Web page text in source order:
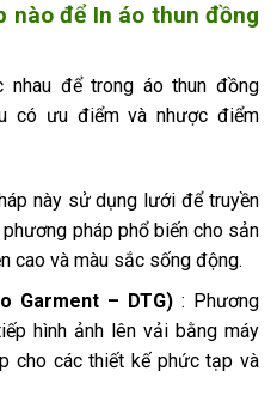
nào để In áo thun đồng
nhau để trong áo thun đồng
có ưu điểm và nhược điểm
này sử dụng lưới để truyền
pháp phổ biến cho sản
cao và màu sắc sống động.
Garment – DTG) : Phương
hình ảnh lên vải bằng máy
cho các thiết kế phức tạp và